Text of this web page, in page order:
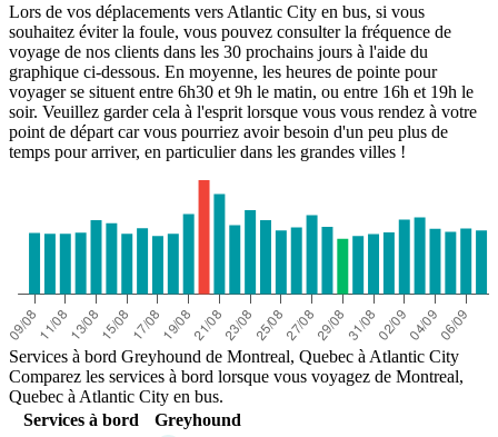
Lors de vos déplacements vers Atlantic City en bus, si vous
souhaitez éviter la foule, vous pouvez consulter la fréquence de
voyage de nos clients dans les 30 prochains jours à l'aide du
graphique ci-dessous. En moyenne, les heures de pointe pour
voyager se situent entre 6h30 et 9h le matin, ou entre 16h et 19h le
soir. Veuillez garder cela à l'esprit lorsque vous vous rendez à votre
point de départ car vous pourriez avoir besoin d'un peu plus de
temps pour arriver, en particulier dans les grandes villes !
Services à bord Greyhound de Montreal, Quebec à Atlantic City
Comparez les services à bord lorsque vous voyagez de Montreal,
Quebec à Atlantic City en bus.
Services à bord
Greyhound